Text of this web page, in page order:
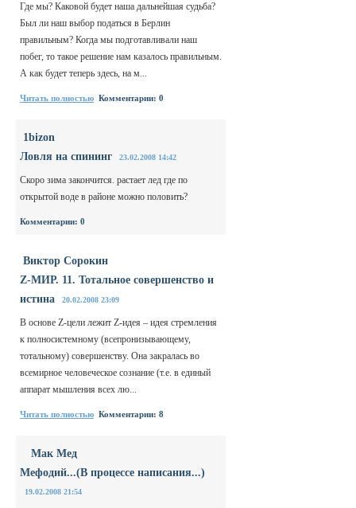
Где мы? Каковой будет наша дальнейшая судьба?
Был ли наш выбор податься в Берлин
правильным? Когда мы подготавливали наш
побег, то такое решение нам казалось правильным.
А как будет теперь здесь, на м...
Читать полностью Комментарии: 0
1bizon
Ловля на спининг 23.02.2008 14:42
Скоро зима закончится. растает лед где по
открытой воде в районе можно половить?
Комментарии: 0
Виктор Сорокин
Z-МИР. 11. Тотальное совершенство и
истина 20.02.2008 23:09
В основе Z-цели лежит Z-идея – идея стремления
к полносистемному (всепронизывающему,
тотальному) совершенству. Она закралась во
всемирное человеческое сознание (т.е. в единый
аппарат мышления всех лю...
Читать полностью Комментарии: 8
Мак Мед
Мефодий...(В процессе написания...)
19.02.2008 21:54